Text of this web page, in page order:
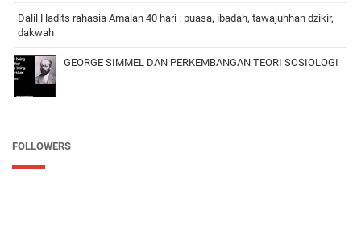
Dalil Hadits rahasia Amalan 40 hari : puasa, ibadah, tawajuhhan dzikir,
dakwah
GEORGE SIMMEL DAN PERKEMBANGAN TEORI SOSIOLOGI
FOLLOWERS